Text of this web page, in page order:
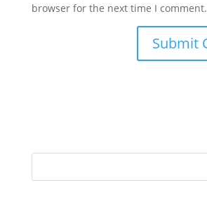
browser for the next time I comment.